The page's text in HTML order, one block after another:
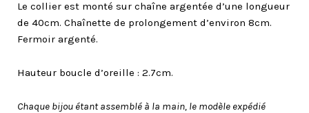
Le collier est monté sur chaîne argentée d’une longueur
de 40cm. Chaînette de prolongement d’environ 8cm.
Fermoir argenté.
Hauteur boucle d’oreille : 2.7cm.
Chaque bijou étant assemblé à la main, le modèle expédié